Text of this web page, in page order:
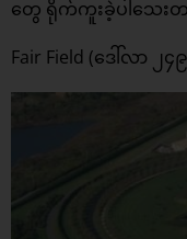
တွေ ရိုက်ကူးခဲ့ပါသေး
Fair Field (ဒေါ်လာ ၂၄